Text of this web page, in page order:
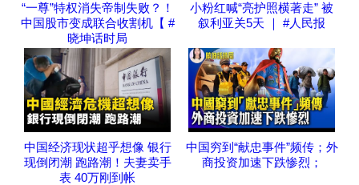
“一尊”特权消失帝制失败？！
中国股市变成联合收割机【 #
晓坤话时局
小粉红喊“亮护照横著走” 被
叙利亚关5天 ｜ #人民报
中国经济现状超乎想像 银行
现倒闭潮 跑路潮！夫妻卖手
表 40万刚到帐
中国穷到“献忠事件”频传；外
商投资加速下跌惨烈；